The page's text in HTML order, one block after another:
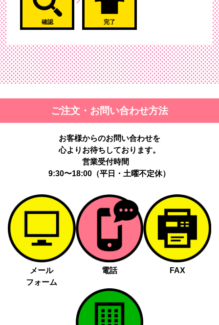
確認 完了
ご注文・お問い合わせ方法
お客様からのお問い合わせを
心よりお待ちしております。
営業受付時間
9:30〜18:00（平日・土曜不定休）
メール
フォーム
電話 FAX